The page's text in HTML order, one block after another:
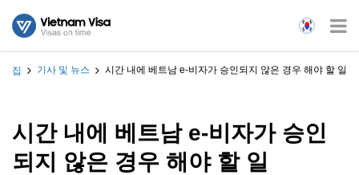
집 기사 및 뉴스 시간 내에 베트남 e-비자가 승인되지 않은 경우 해야 할 일
시간 내에 베트남 e-비자가 승인
되지 않은 경우 해야 할 일